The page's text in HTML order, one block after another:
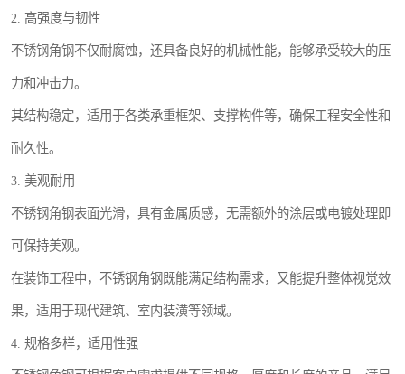
2. 高强度与韧性
不锈钢角钢不仅耐腐蚀，还具备良好的机械性能，能够承受较大的压
力和冲击力。
其结构稳定，适用于各类承重框架、支撑构件等，确保工程安全性和
耐久性。
3. 美观耐用
不锈钢角钢表面光滑，具有金属质感，无需额外的涂层或电镀处理即
可保持美观。
在装饰工程中，不锈钢角钢既能满足结构需求，又能提升整体视觉效
果，适用于现代建筑、室内装潢等领域。
4. 规格多样，适用性强